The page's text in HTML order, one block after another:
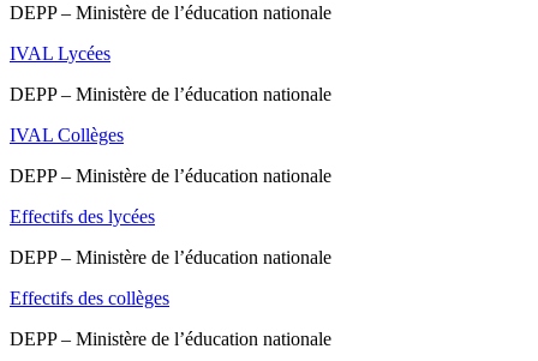
DEPP – Ministère de l’éducation nationale
IVAL Lycées
DEPP – Ministère de l’éducation nationale
IVAL Collèges
DEPP – Ministère de l’éducation nationale
Effectifs des lycées
DEPP – Ministère de l’éducation nationale
Effectifs des collèges
DEPP – Ministère de l’éducation nationale